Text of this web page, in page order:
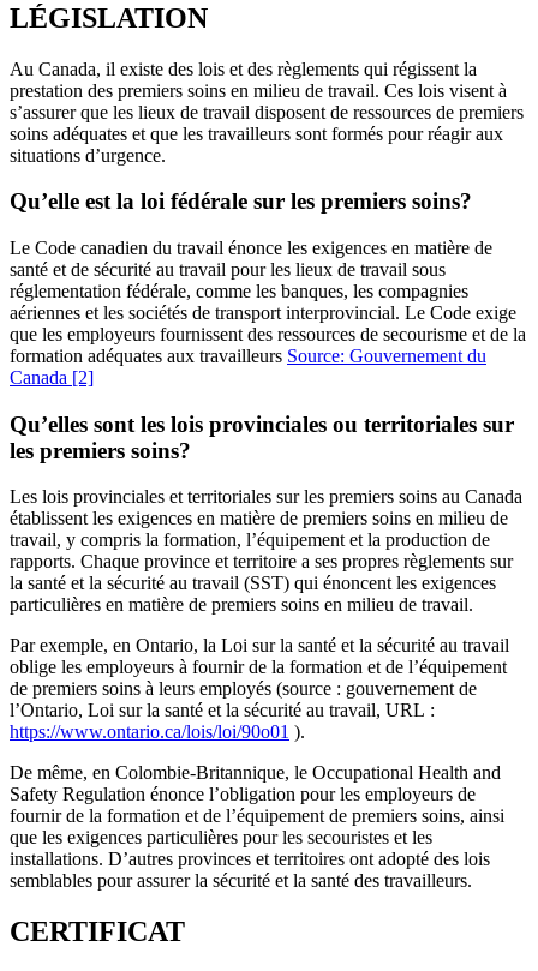
LÉGISLATION
Au Canada, il existe des lois et des règlements qui régissent la
prestation des premiers soins en milieu de travail. Ces lois visent à
s’assurer que les lieux de travail disposent de ressources de premiers
soins adéquates et que les travailleurs sont formés pour réagir aux
situations d’urgence.
Qu’elle est la loi fédérale sur les premiers soins?
Le Code canadien du travail énonce les exigences en matière de
santé et de sécurité au travail pour les lieux de travail sous
réglementation fédérale, comme les banques, les compagnies
aériennes et les sociétés de transport interprovincial. Le Code exige
que les employeurs fournissent des ressources de secourisme et de la
formation adéquates aux travailleurs Source: Gouvernement du
Canada [2]
Qu’elles sont les lois provinciales ou territoriales sur
les premiers soins?
Les lois provinciales et territoriales sur les premiers soins au Canada
établissent les exigences en matière de premiers soins en milieu de
travail, y compris la formation, l’équipement et la production de
rapports. Chaque province et territoire a ses propres règlements sur
la santé et la sécurité au travail (SST) qui énoncent les exigences
particulières en matière de premiers soins en milieu de travail.
Par exemple, en Ontario, la Loi sur la santé et la sécurité au travail
oblige les employeurs à fournir de la formation et de l’équipement
de premiers soins à leurs employés (source : gouvernement de
l’Ontario, Loi sur la santé et la sécurité au travail, URL :
https://www.ontario.ca/lois/loi/90o01 ).
De même, en Colombie-Britannique, le Occupational Health and
Safety Regulation énonce l’obligation pour les employeurs de
fournir de la formation et de l’équipement de premiers soins, ainsi
que les exigences particulières pour les secouristes et les
installations. D’autres provinces et territoires ont adopté des lois
semblables pour assurer la sécurité et la santé des travailleurs.
CERTIFICAT